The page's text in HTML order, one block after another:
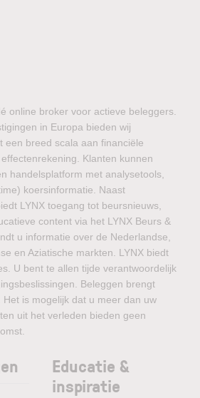
online broker voor actieve beleggers.
in Europa bieden wij
een breed scala aan financiële
Klanten kunnen
handelsplatform met analysetools,
koersinformatie. Naast
LYNX toegang tot beursnieuws,
content via het LYNX Beurs &
u informatie over de Nederlandse,
en Aziatische markten. LYNX biedt
U bent te allen tijde verantwoordelijk
Beleggen brengt
Het is mogelijk dat u meer dan uw
uit het verleden bieden geen
Educatie &
inspiratie